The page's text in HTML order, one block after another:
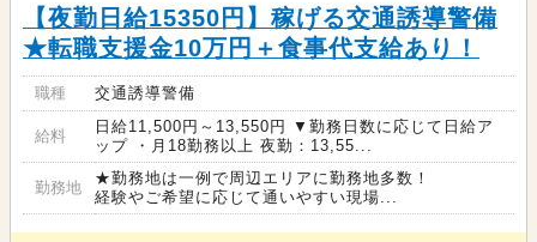
【夜勤日給15350円】稼げる交通誘導警備
★転職支援金10万円＋食事代支給あり！
職種 交通誘導警備
給料
日給11,500円～13,550円 ▼勤務日数に応じて日給ア
ップ ・月18勤務以上 夜勤：13,55...
勤務地
★勤務地は一例で周辺エリアに勤務地多数！
経験やご希望に応じて通いやすい現場...